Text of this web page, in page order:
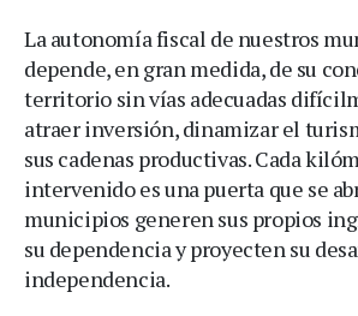
La autonomía fiscal de nuestros
depende, en gran medida, de su
territorio sin vías adecuadas
atraer inversión, dinamizar el
sus cadenas productivas. Cada
intervenido es una puerta que se
municipios generen sus propios
su dependencia y proyecten su
independencia.